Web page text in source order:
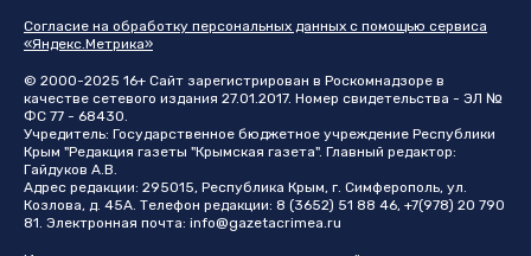
Согласие на обработку персональных данных с помощью сервиса
«Яндекс.Метрика»
© 2000-2025 16+ Сайт зарегистрирован в Роскомнадзоре в
качестве сетевого издания 27.01.2017. Номер свидетельства - ЭЛ №
ФС 77 - 68430.
Учредитель: Государственное бюджетное учреждение Республики
Крым "Редакция газеты "Крымская газета". Главный редактор:
Гайдуков А.В.
Адрес редакции: 295015, Республика Крым, г. Симферополь, ул.
Козлова, д. 45А. Телефон редакции: 8 (3652) 51 88 46, +7(978) 20 790
81. Электронная почта: info@gazetacrimea.ru